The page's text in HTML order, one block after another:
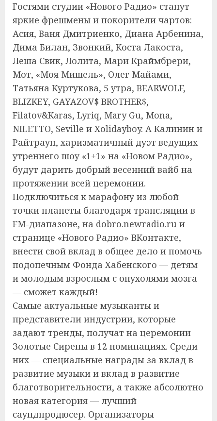
Гостями студии «Нового Радио» станут
яркие фрешмены и покорители чартов:
Асия, Ваня Дмитриенко, Диана Арбенина,
Дима Билан, Звонкий, Коста Лакоста,
Леша Свик, Лолита, Мари Краймбрери,
Мот, «Моя Мишель», Олег Майами,
Татьяна Куртукова, 5 утра, BEARWOLF,
BLIZKEY, GAYAZOV$ BROTHER$,
Filatov&Karas, Lyriq, Mary Gu, Mona,
NILETTO, Seville и Xolidayboy. А Калинин и
Райтраун, харизматичный дуэт ведущих
утреннего шоу «1+1» на «Новом Радио»,
будут дарить добрый весенний вайб на
протяжении всей церемонии.
Подключиться к марафону из любой
точки планеты благодаря трансляции в
FM-диапазоне, на dobro.newradio.ru и
странице «Нового Радио» ВКонтакте,
внести свой вклад в общее дело и помочь
подопечным Фонда Хабенского — детям
и молодым взрослым с опухолями мозга
— сможет каждый!
Самые актуальные музыканты и
представители индустрии, которые
задают тренды, получат на церемонии
Золотые Сирены в 12 номинациях. Среди
них — специальные награды за вклад в
развитие музыки и вклад в развитие
благотворительности, а также абсолютно
новая категория — лучший
саундпродюсер. Организаторы